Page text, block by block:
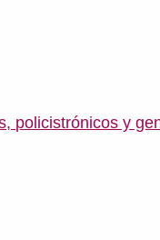
policistrónicos y